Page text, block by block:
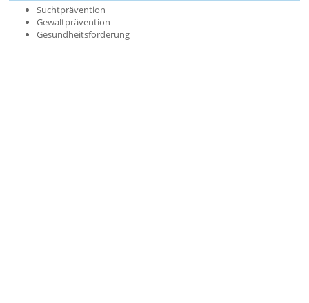
Suchtprävention
Gewaltprävention
Gesundheitsförderung